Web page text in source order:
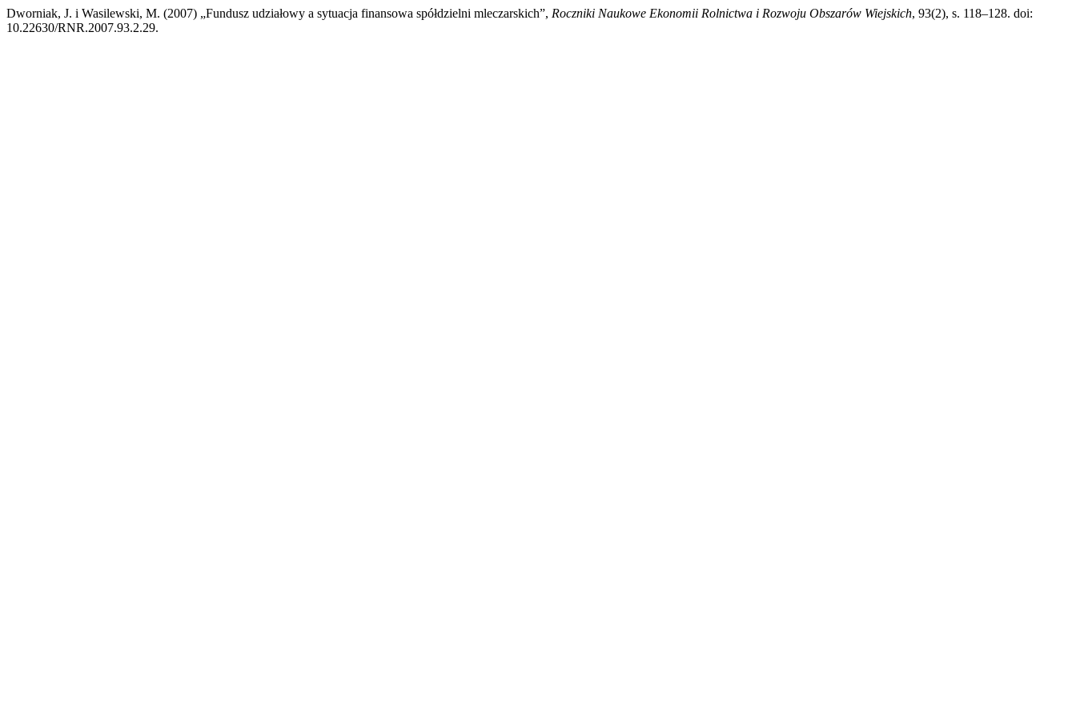
Dworniak, J. i Wasilewski, M. (2007) „Fundusz udziałowy a sytuacja finansowa spółdzielni mleczarskich”, Roczniki Naukowe Ekonomii Rolnictwa i Rozwoju Obszarów Wiejskich, 93(2), s. 118–128. doi:
10.22630/RNR.2007.93.2.29.